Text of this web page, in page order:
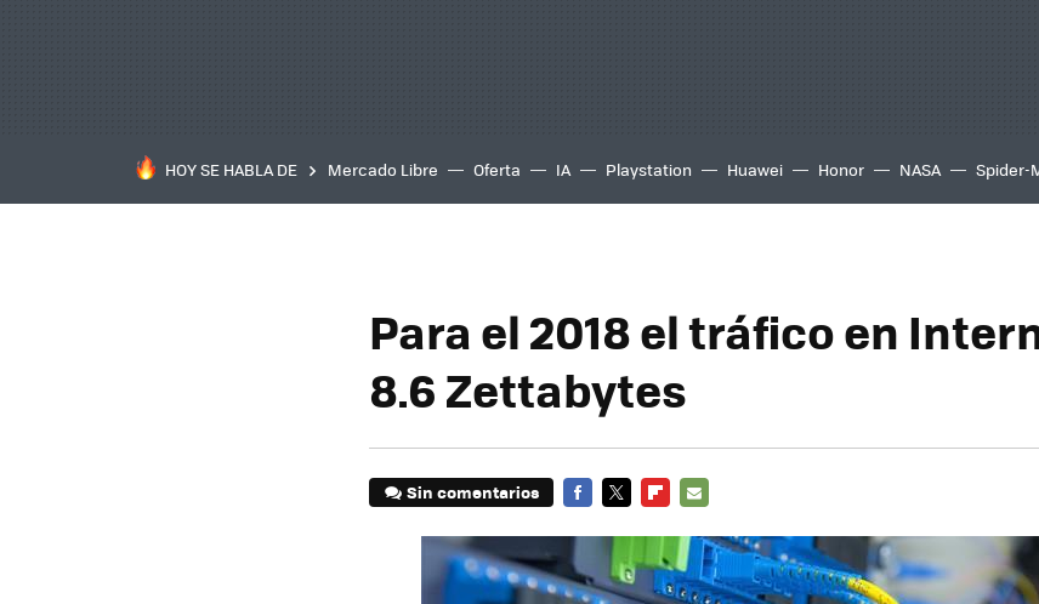
HOY SE HABLA DE Mercado Libre Oferta IA Playstation Huawei Honor NASA Spider-
Para el 2018 el tráfico en
8.6 Zettabytes
Sin comentarios
MAIL